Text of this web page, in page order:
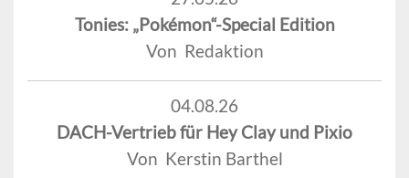
Tonies: „Pokémon“-Special Edition
Von Redaktion
04.08.26
DACH-Vertrieb für Hey Clay und Pixio
Von Kerstin Barthel